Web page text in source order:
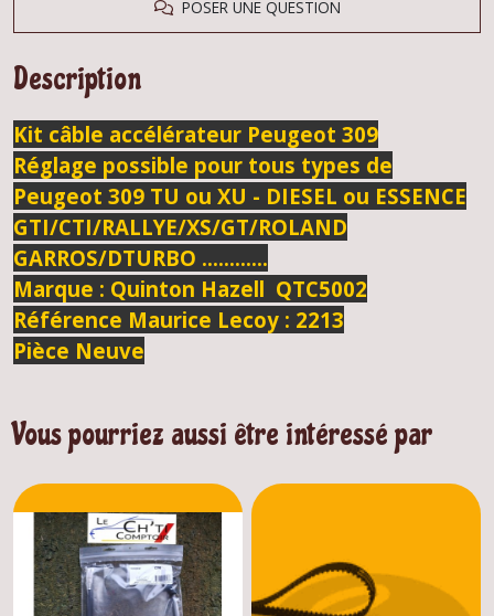
POSER UNE QUESTION
Description
Kit câble accélérateur Peugeot 309
Réglage possible pour tous types de
Peugeot 309 TU ou XU - DIESEL ou ESSENCE
GTI/CTI/RALLYE/XS/GT/ROLAND
GARROS/DTURBO ............
Marque : Quinton Hazell QTC5002
Référence Maurice Lecoy : 2213
Pièce Neuve
Vous pourriez aussi être intéressé par